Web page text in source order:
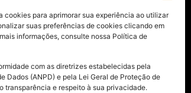
cookies para aprimorar sua experiência ao utilizar
suas preferências de cookies clicando em
informações, consulte nossa Política de
com as diretrizes estabelecidas pela
Dados (ANPD) e pela Lei Geral de Proteção de
transparência e respeito à sua privacidade.